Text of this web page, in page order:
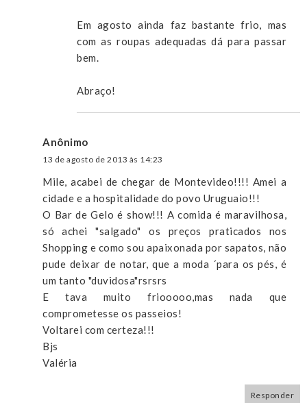
Em agosto ainda faz bastante frio, mas
com as roupas adequadas dá para passar
bem.
Abraço!
Anônimo
13 de agosto de 2013 às 14:23
Mile, acabei de chegar de Montevideo!!!! Amei a
cidade e a hospitalidade do povo Uruguaio!!!
O Bar de Gelo é show!!! A comida é maravilhosa,
só achei "salgado" os preços praticados nos
Shopping e como sou apaixonada por sapatos, não
pude deixar de notar, que a moda ´para os pés, é
um tanto "duvidosa"rsrsrs
E tava muito friooooo,mas nada que
comprometesse os passeios!
Voltarei com certeza!!!
Bjs
Valéria
Responder